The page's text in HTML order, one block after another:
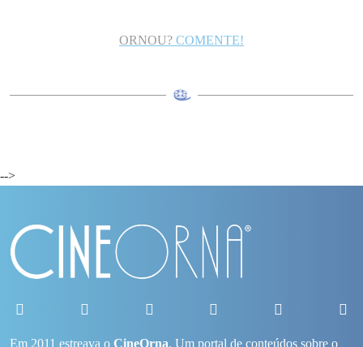
ORNOU? COMENTE!
-->
Em 2011 estreava o CineOrna. Um portal de conteúdos sobre o